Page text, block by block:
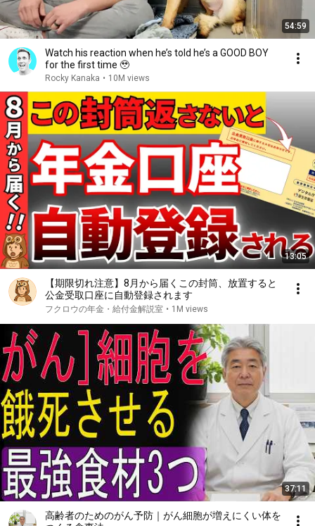
54:59
Watch his reaction when he’s told he’s a GOOD BOY
for the first time 🥹
Rocky Kanaka • 10M views
13:05
【期限切れ注意】8月から届くこの封筒、放置すると
公金受取口座に自動登録されます
フクロウの年金・給付金解説室 • 1M views
37:11
高齢者のためのがん予防｜がん細胞が増えにくい体を